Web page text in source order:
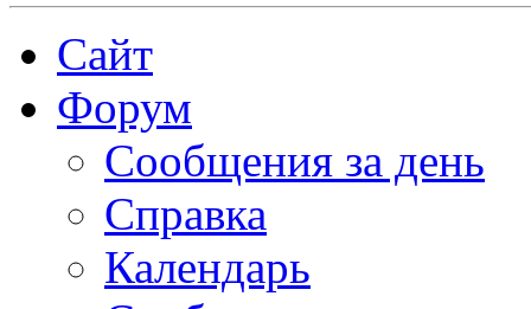
Сайт
Форум
Сообщения за день
Справка
Календарь